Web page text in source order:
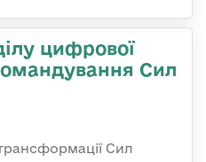
цифрової
Сил
Сил